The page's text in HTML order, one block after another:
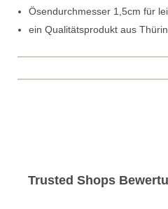
Ösendurchmesser 1,5cm für
ein Qualitätsprodukt aus
Trusted Shops